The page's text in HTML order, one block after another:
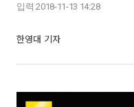
입력 2018-11-13 14:28
한영대 기자